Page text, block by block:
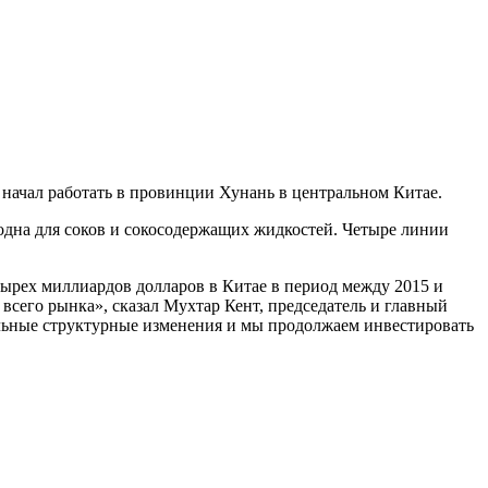
работать в провинции Хунань в центральном Китае.
для соков и сокосодержащих жидкостей. Четыре линии
миллиардов долларов в Китае в период между 2015 и
рынка», сказал Мухтар Кент, председатель и главный
структурные изменения и мы продолжаем инвестировать